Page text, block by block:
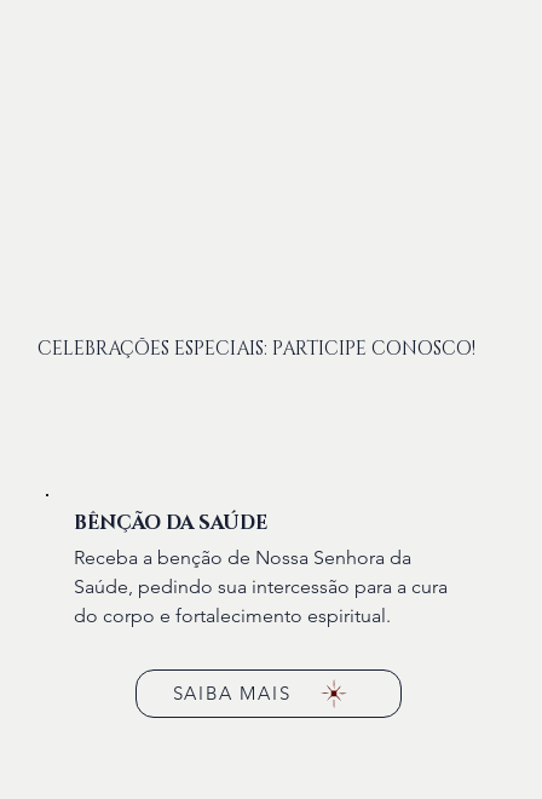
CELEBRAÇÕES ESPECIAIS: PARTICIPE CONOSCO!
BÊNÇÃO DA SAÚDE
Receba a benção de Nossa Senhora da
Saúde, pedindo sua intercessão para a cura
do corpo e fortalecimento espiritual.
SAIBA MAIS